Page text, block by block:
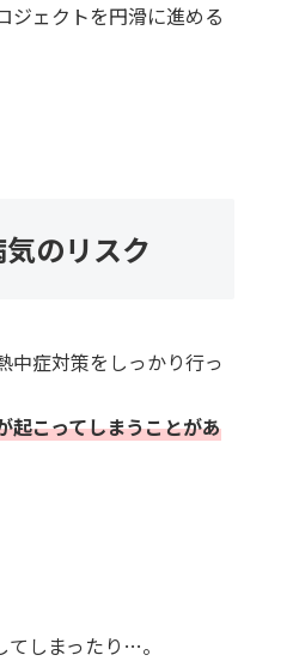
ジェクトを円滑に進める
のリスク
中症対策をしっかり行っ
起こってしまうことがあ
しまったり…。